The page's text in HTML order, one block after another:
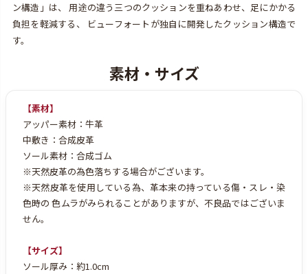
ン構造」は、 用途の違う三つのクッションを重ねあわせ、足にかかる
負担を軽減する、 ビューフォートが独自に開発したクッション構造で
す。
【素材】
アッパー素材：牛革
中敷き：合成皮革
ソール素材：合成ゴム
※天然皮革の為色落ちする場合がございます。
※天然皮革を使用している為、革本来の持っている傷・スレ・染
色時の 色ムラがみられることがありますが、不良品ではございま
せん。
【サイズ】
ソール厚み：約1.0cm